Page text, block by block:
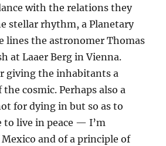
with the relations they
stellar rhythm, a Planetary
lines the astronomer Thomas
at Laaer Berg in Vienna.
giving the inhabitants a
the cosmic. Perhaps also a
for dying in but so as to
to live in peace — I’m
and of a principle of